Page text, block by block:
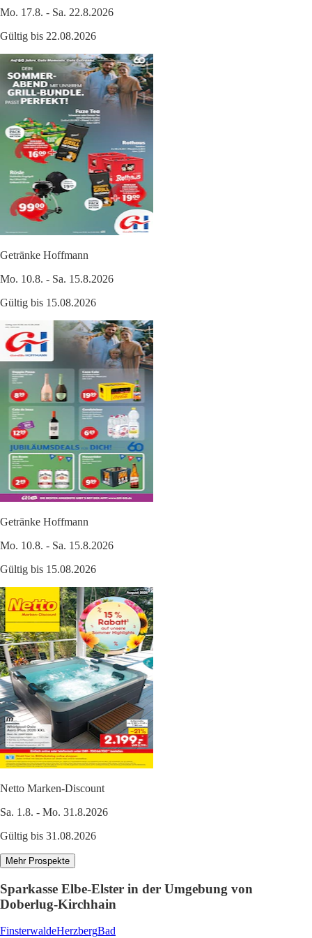
Mo. 17.8. - Sa. 22.8.2026
Gültig bis 22.08.2026
Getränke Hoffmann
Mo. 10.8. - Sa. 15.8.2026
Gültig bis 15.08.2026
Getränke Hoffmann
Mo. 10.8. - Sa. 15.8.2026
Gültig bis 15.08.2026
Netto Marken-Discount
Sa. 1.8. - Mo. 31.8.2026
Gültig bis 31.08.2026
Mehr Prospekte
Sparkasse Elbe-Elster in der Umgebung von
Doberlug-Kirchhain
FinsterwaldeHerzbergBad